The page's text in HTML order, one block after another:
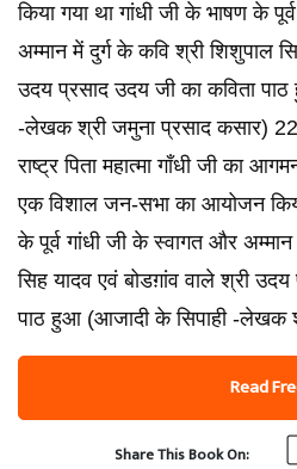
किया गया था गांधी जी के भाषण के
अम्मान में दुर्ग के कवि श्री शिशुपाल
उदय प्रसाद उदय जी का कविता
-लेखक श्री जमुना प्रसाद कसार) 22
राष्ट्र पिता महात्मा गाँधी जी का
एक विशाल जन-सभा का आयोजन
के पूर्व गांधी जी के स्वागत और
सिह यादव एवं बोडग़ांव वाले श्री
पाठ हुआ (आजादी के सिपाही -लेखक
Read
Share This Book On: